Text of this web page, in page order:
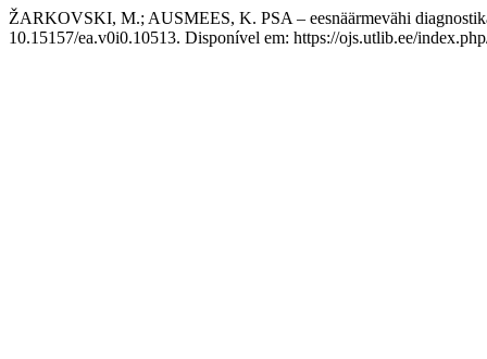
ŽARKOVSKI, M.; AUSMEES, K. PSA – eesnäärmevähi
10.15157/ea.v0i0.10513. Disponível em: https://ojs.utlib.ee/